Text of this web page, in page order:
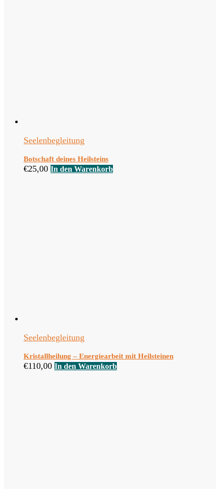
Seelenbegleitung
Botschaft deines Heilsteins
€25,00 In den Warenkorb
Seelenbegleitung
Kristallheilung – Energiearbeit mit Heilsteinen
€110,00 In den Warenkorb